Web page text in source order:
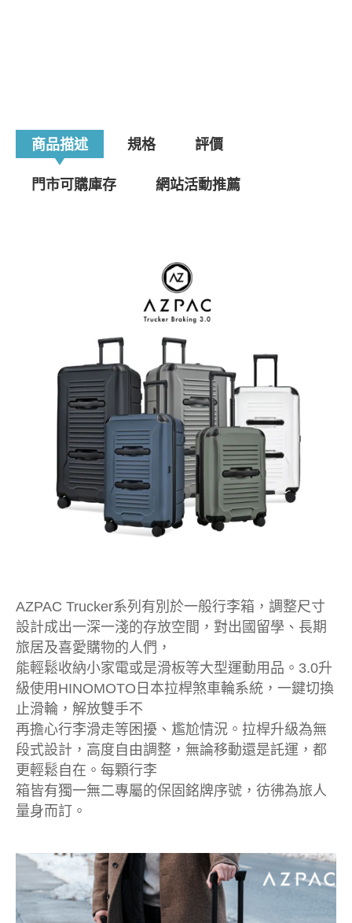
商品描述 規格 評價
門市可購庫存 網站活動推薦
AZPAC Trucker系列有別於一般行李箱，調整尺寸
設計成出一深一淺的存放空間，對出國留學、長期
旅居及喜愛購物的人們，
能輕鬆收納小家電或是滑板等大型運動用品。3.0升
級使用HINOMOTO日本拉桿煞車輪系統，一鍵切換
止滑輪，解放雙手不
再擔心行李滑走等困擾、尷尬情況。拉桿升級為無
段式設計，高度自由調整，無論移動還是託運，都
更輕鬆自在。每顆行李
箱皆有獨一無二專屬的保固銘牌序號，彷彿為旅人
量身而訂。